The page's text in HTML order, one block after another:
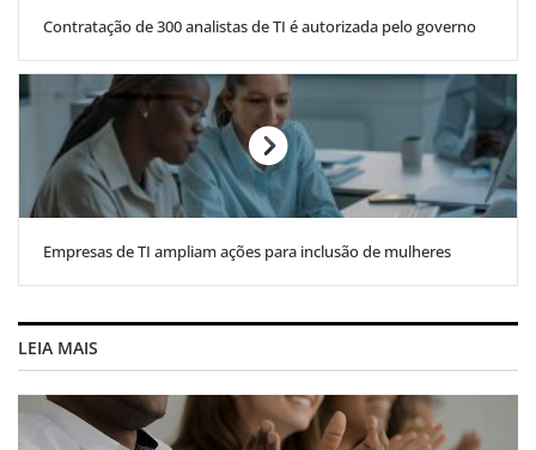
Contratação de 300 analistas de TI é autorizada pelo governo
Empresas de TI ampliam ações para inclusão de mulheres
LEIA MAIS